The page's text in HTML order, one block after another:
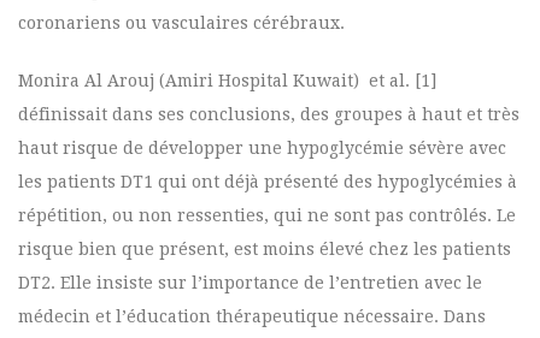
coronariens ou vasculaires cérébraux.
Monira Al Arouj (Amiri Hospital Kuwait) et al. [1]
définissait dans ses conclusions, des groupes à haut et très
haut risque de développer une hypoglycémie sévère avec
les patients DT1 qui ont déjà présenté des hypoglycémies à
répétition, ou non ressenties, qui ne sont pas contrôlés. Le
risque bien que présent, est moins élevé chez les patients
DT2. Elle insiste sur l’importance de l’entretien avec le
médecin et l’éducation thérapeutique nécessaire. Dans